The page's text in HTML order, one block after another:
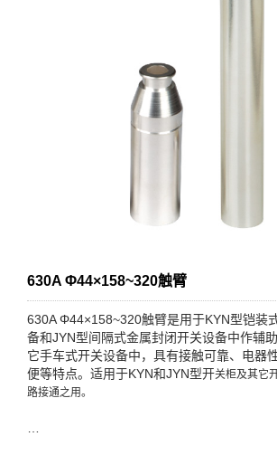
630A Φ44×158~320触臂
630A Φ44×158~320触臂是用于KYN型铠装
备和JYN型间隔式金属封闭开关设备中作辅
它手车式开关设备中，具有接触可靠、电器
便等特点。适用于KYN和JYN型开关柜及其它
路接通之用。